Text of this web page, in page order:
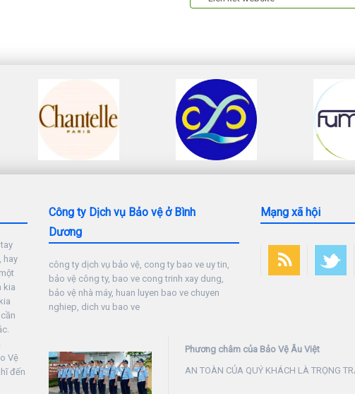
hay
kia
Vệ
đến
Công ty Dịch vụ Bảo vệ ở Bình
Dương
công ty dịch vụ bảo vệ, cong ty bao ve uy tin,
bảo vệ công ty, bao ve cong trinh xay dung,
bảo vệ nhà máy, huan luyen bao ve chuyen
nghiep, dich vu bao ve
Mạng xã hội
Phương châm của Bảo Vệ Âu Việt
AN TOÀN CỦA QUÝ KHÁCH LÀ TRỌNG